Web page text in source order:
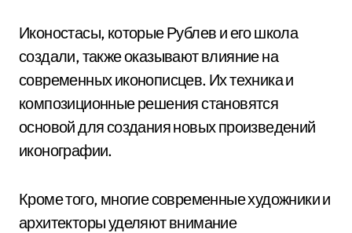
Иконостасы, которые Рублев и его школа
создали, также оказывают влияние на
современных иконописцев. Их техника и
композиционные решения становятся
основой для создания новых произведений
иконографии.
Кроме того, многие современные художники и
архитекторы уделяют внимание